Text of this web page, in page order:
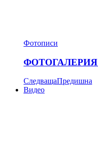
Фотописи
ФОТОГАЛЕРИЯ:
СледващаПредишна
Видео